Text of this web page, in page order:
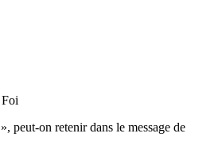
peut-on retenir dans le message de